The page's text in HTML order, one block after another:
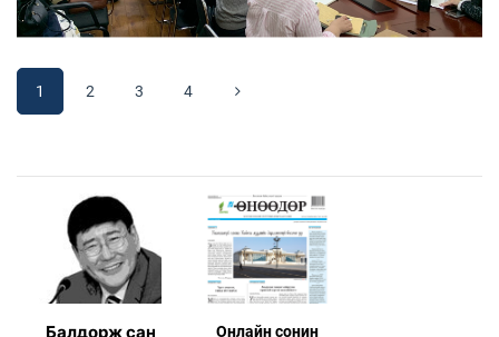
1 2 3 4
Балдорж сан Онлaйн сонин